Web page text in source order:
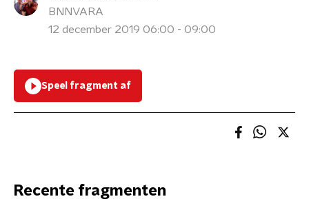
BNNVARA
12 december 2019 06:00 - 09:00
Speel fragment af
Recente fragmenten